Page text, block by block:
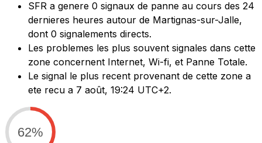
SFR a genere 0 signaux de panne au cours des 24
dernieres heures autour de Martignas-sur-Jalle,
dont 0 signalements directs.
Les problemes les plus souvent signales dans cette
zone concernent Internet, Wi-fi, et Panne Totale.
Le signal le plus recent provenant de cette zone a
ete recu a 7 août, 19:24 UTC+2.
62%